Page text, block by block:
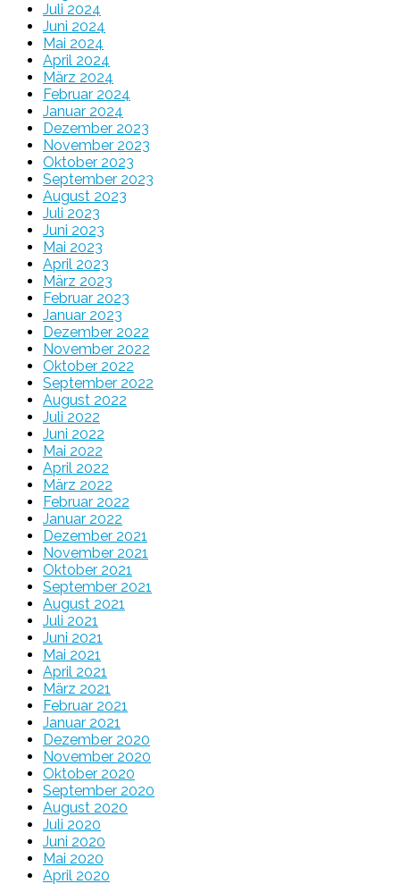
Juli 2024
Juni 2024
Mai 2024
April 2024
März 2024
Februar 2024
Januar 2024
Dezember 2023
November 2023
Oktober 2023
September 2023
August 2023
Juli 2023
Juni 2023
Mai 2023
April 2023
März 2023
Februar 2023
Januar 2023
Dezember 2022
November 2022
Oktober 2022
September 2022
August 2022
Juli 2022
Juni 2022
Mai 2022
April 2022
März 2022
Februar 2022
Januar 2022
Dezember 2021
November 2021
Oktober 2021
September 2021
August 2021
Juli 2021
Juni 2021
Mai 2021
April 2021
März 2021
Februar 2021
Januar 2021
Dezember 2020
November 2020
Oktober 2020
September 2020
August 2020
Juli 2020
Juni 2020
Mai 2020
April 2020